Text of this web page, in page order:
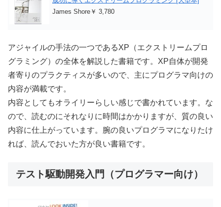
James Shore￥ 3,780
アジャイルの手法の一つであるXP（エクストリームプロ
グラミング）の全体を解説した書籍です。XP自体が開発
者寄りのプラクティスが多いので、主にプログラマ向けの
内容が満載です。
内容としてもオライリーらしい感じで書かれています。な
ので、読むのにそれなりに時間はかかりますが、質の良い
内容に仕上がっています。腕の良いプログラマになりたけ
れば、読んでおいた方が良い書籍です。
テスト駆動開発入門（プログラマー向け）